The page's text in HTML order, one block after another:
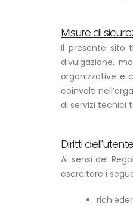
Misure di
Il presente sito
divulgazione,
organizzative e
coinvolti
di servizi tecnici
Diritti dell'utente
Ai sensi del
esercitare i